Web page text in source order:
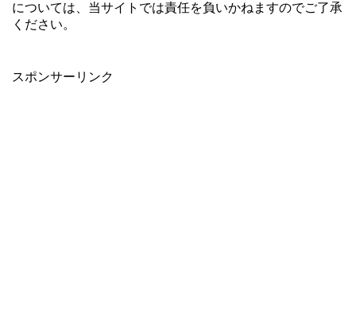
については、当サイトでは責任を負いかねますのでご了承
ください。
スポンサーリンク